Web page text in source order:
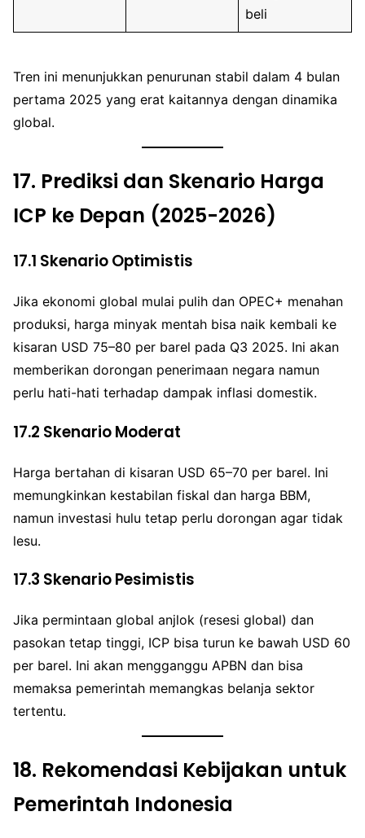
beli
Tren ini menunjukkan penurunan stabil dalam 4 bulan
pertama 2025 yang erat kaitannya dengan dinamika
global.
17. Prediksi dan Skenario Harga
ICP ke Depan (2025-2026)
17.1 Skenario Optimistis
Jika ekonomi global mulai pulih dan OPEC+ menahan
produksi, harga minyak mentah bisa naik kembali ke
kisaran USD 75–80 per barel pada Q3 2025. Ini akan
memberikan dorongan penerimaan negara namun
perlu hati-hati terhadap dampak inflasi domestik.
17.2 Skenario Moderat
Harga bertahan di kisaran USD 65–70 per barel. Ini
memungkinkan kestabilan fiskal dan harga BBM,
namun investasi hulu tetap perlu dorongan agar tidak
lesu.
17.3 Skenario Pesimistis
Jika permintaan global anjlok (resesi global) dan
pasokan tetap tinggi, ICP bisa turun ke bawah USD 60
per barel. Ini akan mengganggu APBN dan bisa
memaksa pemerintah memangkas belanja sektor
tertentu.
18. Rekomendasi Kebijakan untuk
Pemerintah Indonesia